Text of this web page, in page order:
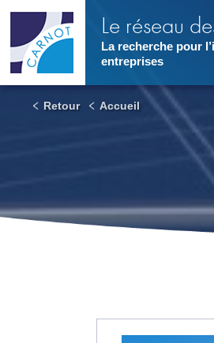
contenu
principal
Le réseau
La recherche pour
entreprises
Retour Accueil